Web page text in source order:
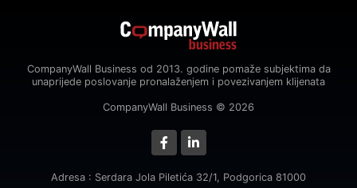
CompanyWall Business od 2013. godine pomaže subjektima da
unaprijede poslovanje pronalaženjem i povezivanjem klijenata
CompanyWall Business © 2026
Adresa : Serdara Jola Piletića 32/1, Podgorica 81000